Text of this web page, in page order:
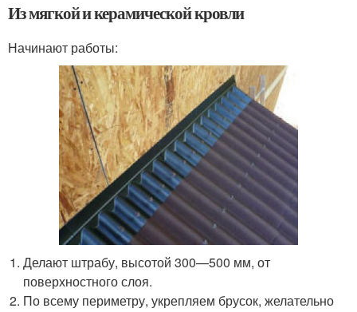
Из мягкой и керамической кровли
Начинают работы:
Делают штрабу, высотой 300—500 мм, от
поверхностного слоя.
По всему периметру, укрепляем брусок, желательно